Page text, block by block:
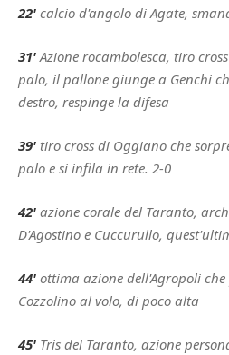
22' calcio d'angolo di Agate,
31'Azione rocambolesca, tiro
palo, il pallone giunge a Genchi
destro, respinge la difesa
39' tiro cross di Oggiano che
palo e si infila in rete. 2-0
42' azione corale del Taranto,
D'Agostino e Cuccurullo,
44' ottima azione dell'Agropoli
Cozzolino al volo, di poco alta
45' Tris del Taranto, azione